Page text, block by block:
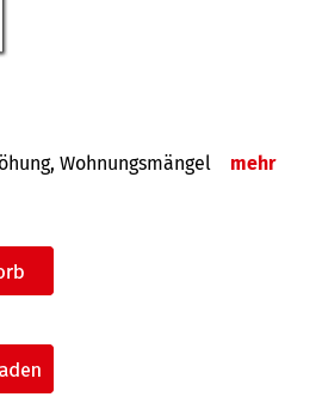
Wohnungsmängel mehr